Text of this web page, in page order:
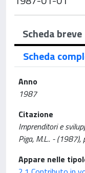
Scheda breve
Scheda
Anno
1987
Citazione
Imprenditori e
Piga, M.L.. -
Appare nelle